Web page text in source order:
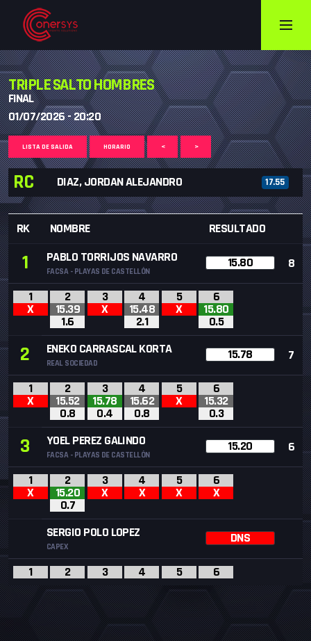
TRIPLE SALTO HOMBRES
FINAL
01/07/2026 - 20:20
LISTA DE SALIDA HORARIO < >
RC DIAZ, JORDAN ALEJANDRO 17.55
RK NOMBRE RESULTADO
1 PABLO TORRIJOS NAVARRO
FACSA - PLAYAS DE CASTELLÓN
15.80 8
1
X
2
15.39
1.6
3
X
4
15.48
2.1
5
X
6
15.80
0.5
2 ENEKO CARRASCAL KORTA
REAL SOCIEDAD
15.78 7
1
X
2
15.52
0.8
3
15.78
0.4
4
15.62
0.8
5
X
6
15.32
0.3
3 YOEL PEREZ GALINDO
FACSA - PLAYAS DE CASTELLÓN
15.20 6
1
X
2
15.20
0.7
3
X
4
X
5
X
6
X
SERGIO POLO LOPEZ
CAPEX
DNS
1 2 3 4 5 6